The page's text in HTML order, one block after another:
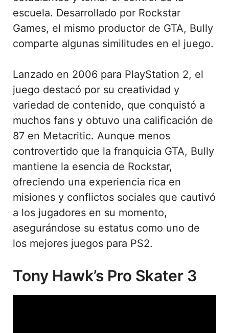
escuela. Desarrollado por Rockstar
Games, el mismo productor de GTA, Bully
comparte algunas similitudes en el juego.
Lanzado en 2006 para PlayStation 2, el
juego destacó por su creatividad y
variedad de contenido, que conquistó a
muchos fans y obtuvo una calificación de
87 en Metacritic. Aunque menos
controvertido que la franquicia GTA, Bully
mantiene la esencia de Rockstar,
ofreciendo una experiencia rica en
misiones y conflictos sociales que cautivó
a los jugadores en su momento,
asegurándose su estatus como uno de
los mejores juegos para PS2.
Tony Hawk’s Pro Skater 3